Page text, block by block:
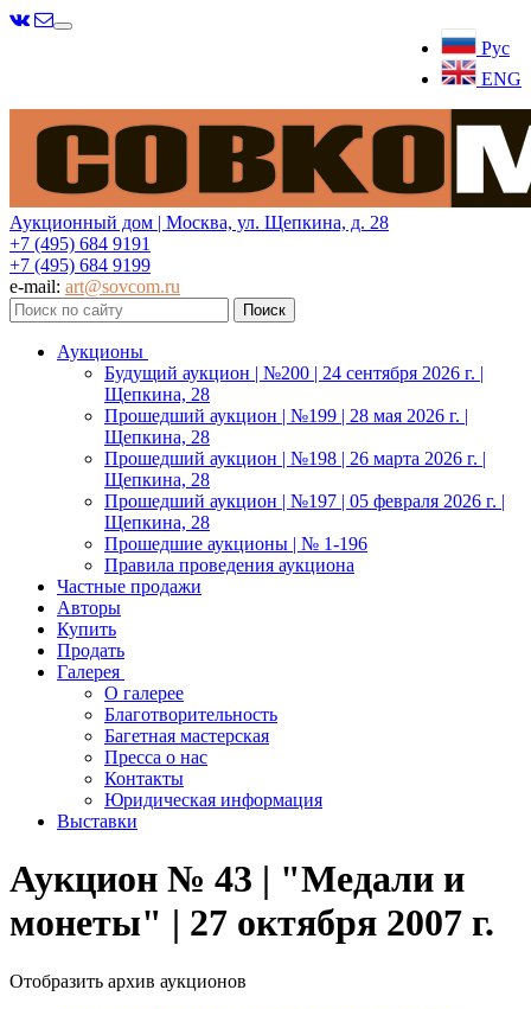
Рус
ENG
Меню
Аукционный дом | Москва, ул. Щепкина, д. 28
+7 (495) 684 9191
+7 (495) 684 9199
e-mail: art@sovcom.ru
Аукционы
Будущий аукцион | №200 | 24 сентября 2026 г. |
Щепкина, 28
Прошедший аукцион | №199 | 28 мая 2026 г. |
Щепкина, 28
Прошедший аукцион | №198 | 26 марта 2026 г. |
Щепкина, 28
Прошедший аукцион | №197 | 05 февраля 2026 г. |
Щепкина, 28
Прошедшие аукционы | № 1-196
Правила проведения аукциона
Частные продажи
Авторы
Купить
Продать
Галерея
О галерее
Благотворительность
Багетная мастерская
Пресса о нас
Контакты
Юридическая информация
Выставки
Аукцион № 43 | "Медали и
монеты" | 27 октября 2007 г.
Отобразить архив аукционов